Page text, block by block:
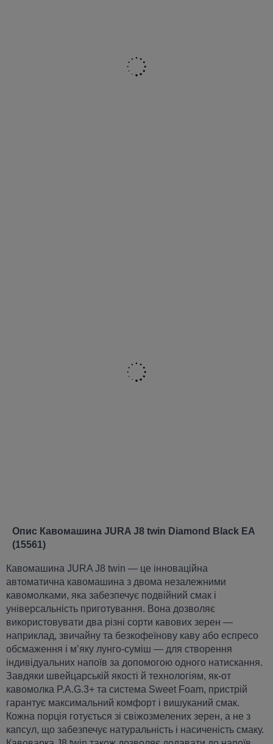
Опис Кавомашина JURA J8 twin Diamond Black EA
(15561)
Кавомашина JURA J8 twin — це інноваційна
автоматична кавомашина з двома незалежними
кавомолками, яка забезпечує подвійний смак і
універсальність приготування. Вона дозволяє
використовувати два різні сорти кавових зерен —
наприклад, звичайну та безкофеїнову каву або еспресо
обсмаження і м’яку лунго-суміш — для створення
індивідуальних напоїв за допомогою одного натискання.
Завдяки швейцарській якості й технологіям, як-от
кавомолка P.A.G.3+ та система Sweet Foam, пристрій
гарантує максимальний комфорт і вишуканий смак.
Кожна порція готується зі свіжозмелених зерен, а не з
капсул, що забезпечує натуральність і насиченість смаку.